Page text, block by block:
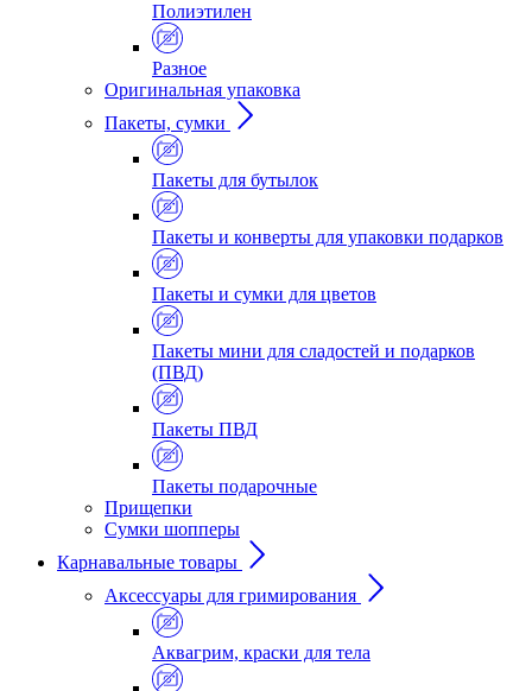
Полиэтилен
Разное
Оригинальная упаковка
Пакеты, сумки
Пакеты для бутылок
Пакеты и конверты для упаковки подарков
Пакеты и сумки для цветов
Пакеты мини для сладостей и подарков
(ПВД)
Пакеты ПВД
Пакеты подарочные
Прищепки
Сумки шопперы
Карнавальные товары
Аксессуары для гримирования
Аквагрим, краски для тела